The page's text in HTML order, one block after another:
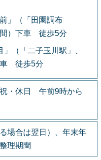
」（「田園調布
）下車 徒歩5分
（「二子玉川駅」、
車 徒歩5分
・休日 午前9時から
場合は翌日）、年末年
理期間